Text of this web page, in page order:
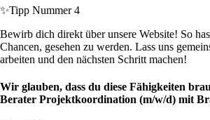
✨Tipp Nummer 4
Bewirb dich direkt über unsere Website! So
Chancen, gesehen zu werden. Lass uns
arbeiten und den nächsten Schritt machen!
Wir glauben, dass du diese Fähigkeiten
Berater Projektkoordination (m/w/d) mit